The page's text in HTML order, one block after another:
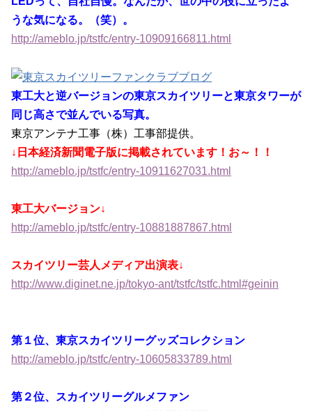
うな気になる。（笑）。
http://ameblo.jp/tstfc/entry-10909166811.html
東工大と逆バージョンの東京スカイツリーと東京タワーが
同じ高さで並んでいる写真。
東京アンテナ工事（株）工事部提供。
↓日本経済新聞電子版に掲載されています！お～！！
http://ameblo.jp/tstfc/entry-10911627031.html
東工大バージョン↓
http://ameblo.jp/tstfc/entry-10881887867.html
スカイツリー芸人メディア出演表↓
http://www.diginet.ne.jp/tokyo-ant/tstfc/tstfc.html#geinin
第１位、東京スカイツリーグッズコレクション
http://ameblo.jp/tstfc/entry-10605833789.html
第２位、スカイツリーグルメファン